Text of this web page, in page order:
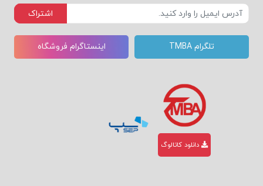
اشتراک
تلگرام TMBA اینستاگرام فروشگاه
دانلود کاتالوگ